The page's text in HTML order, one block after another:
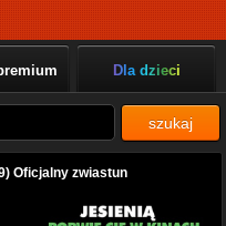
Dla dzieci
szukaj
Oficjalny zwiastun